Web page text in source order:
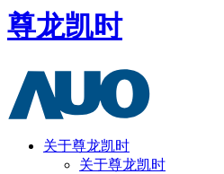
尊龙凯时
关于尊龙凯时
关于尊龙凯时